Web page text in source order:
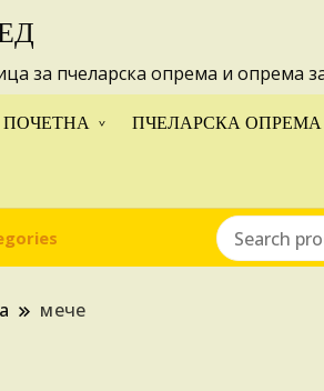
за пчеларска опрема и опрема
ПОЧЕТНА ПЧЕЛАРСКА ОПРЕМА
мече